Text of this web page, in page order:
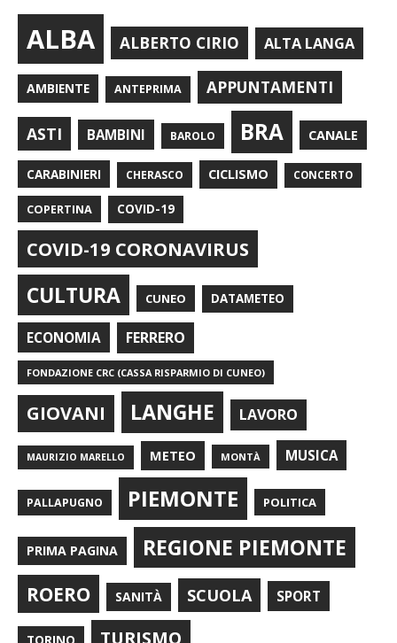
ALBA ALBERTO CIRIO ALTA LANGA
AMBIENTE ANTEPRIMA APPUNTAMENTI
ASTI BAMBINI BAROLO BRA CANALE
CARABINIERI CHERASCO CICLISMO CONCERTO
COPERTINA COVID-19
COVID-19 CORONAVIRUS
CULTURA CUNEO DATAMETEO
ECONOMIA FERRERO
FONDAZIONE CRC (CASSA RISPARMIO DI CUNEO)
GIOVANI LANGHE LAVORO
MAURIZIO MARELLO METEO MONTÀ MUSICA
PALLAPUGNO PIEMONTE POLITICA
PRIMA PAGINA REGIONE PIEMONTE
ROERO SANITÀ SCUOLA SPORT